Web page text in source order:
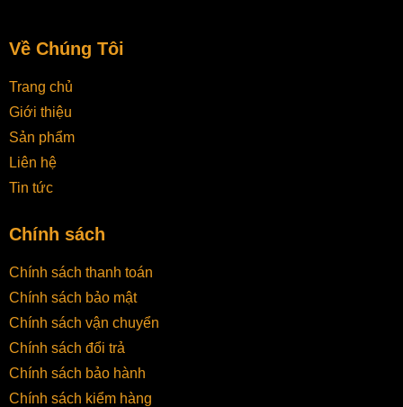
Về Chúng Tôi
Trang chủ
Giới thiệu
Sản phẩm
Liên hệ
Tin tức
Chính sách
Chính sách thanh toán
Chính sách bảo mật
Chính sách vận chuyển
Chính sách đổi trả
Chính sách bảo hành
Chính sách kiểm hàng